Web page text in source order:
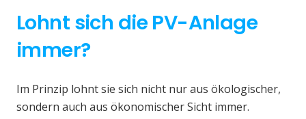
Lohnt sich die PV-Anlage
immer?
Im Prinzip lohnt sie sich nicht nur aus ökologischer,
sondern auch aus ökonomischer Sicht immer.